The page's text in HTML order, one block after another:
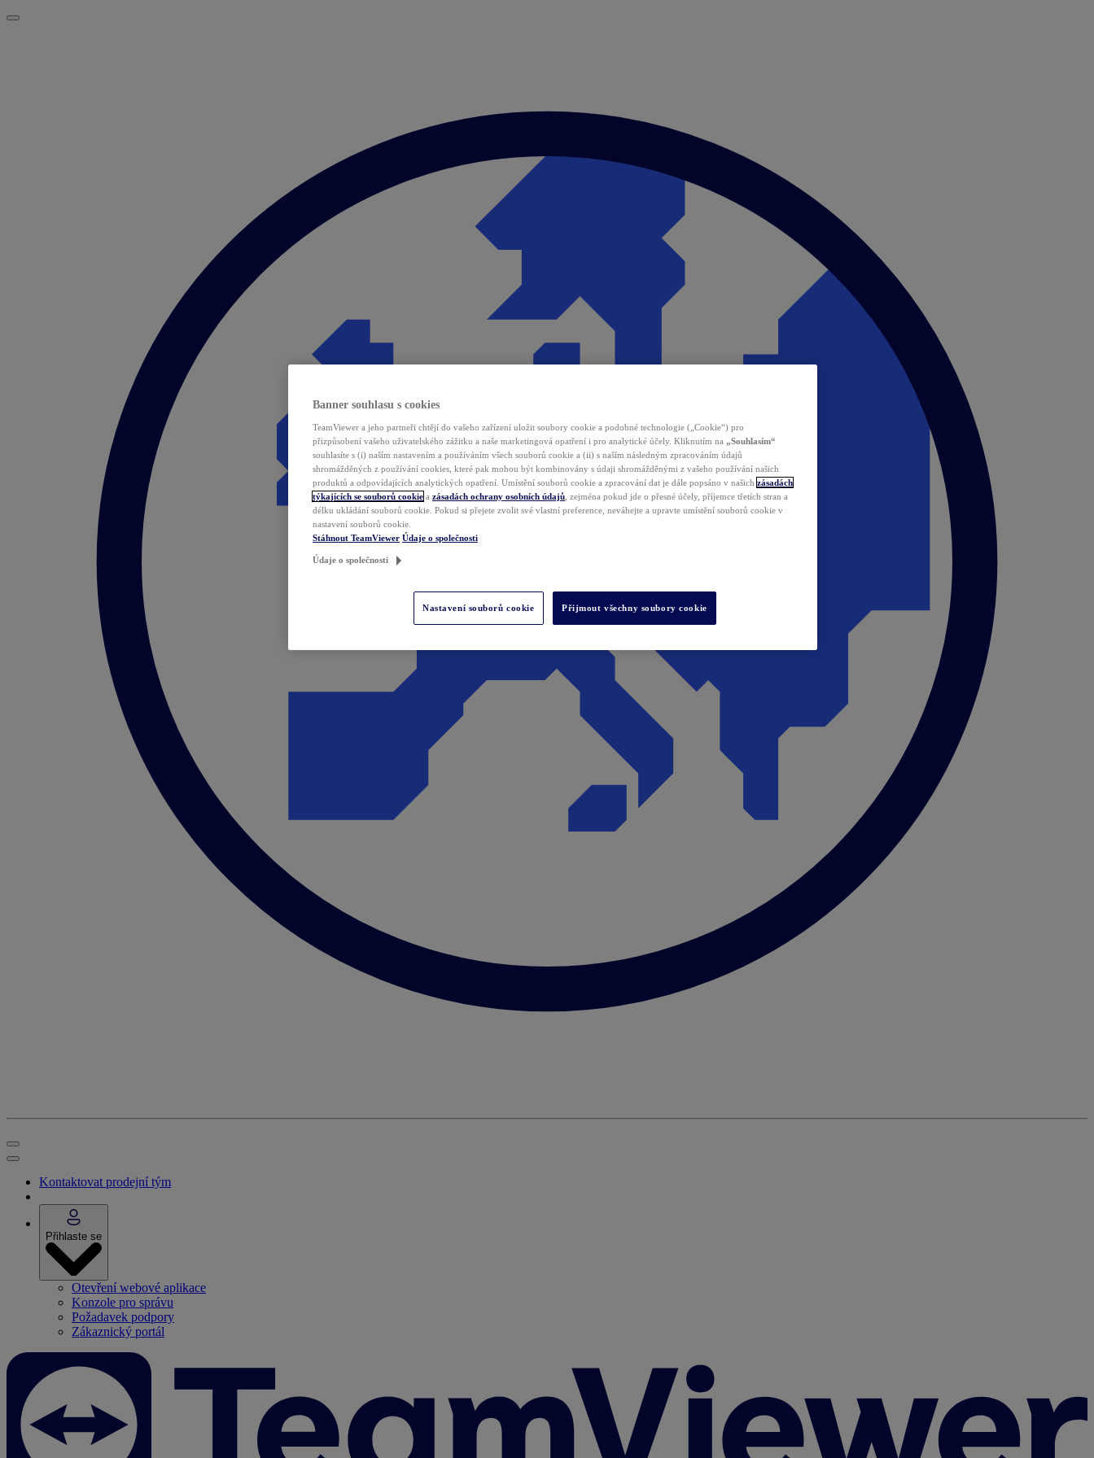
Kontaktovat prodejní tým
Přihlaste se
Otevření webové aplikace
Konzole pro správu
Požadavek podpory
Zákaznický portál
Banner souhlasu s cookies
TeamViewer a jeho partneři chtějí do vašeho zařízení uložit soubory cookie a podobné technologie („Cookie“) pro
přizpůsobení vašeho uživatelského zážitku a naše marketingová opatření i pro analytické účely. Kliknutím na „Souhlasím“
souhlasíte s (i) naším nastavením a používáním všech souborů cookie a (ii) s naším následným zpracováním údajů
shromážděných z používání cookies, které pak mohou být kombinovány s údaji shromážděnými z vašeho používání našich
produktů a odpovídajících analytických opatření. Umístění souborů cookie a zpracování dat je dále popsáno v našich zásadách
týkajících se souborů cookie a zásadách ochrany osobních údajů , zejména pokud jde o přesné účely, příjemce třetích stran a
délku ukládání souborů cookie. Pokud si přejete zvolit své vlastní preference, neváhejte a upravte umístění souborů cookie v
nastavení souborů cookie.
Stáhnout TeamViewer Údaje o společnosti
Údaje o společnosti
Nastavení souborů cookie Přijmout všechny soubory cookie